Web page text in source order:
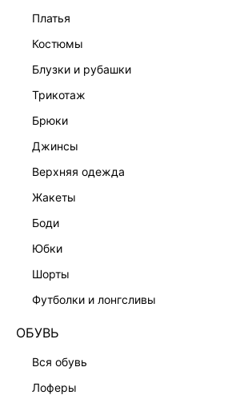
платья
костюмы
блузки и рубашки
трикотаж
брюки
джинсы
верхняя одежда
жакеты
боди
юбки
шорты
футболки и лонгсливы
ОБУВЬ
вся обувь
лоферы